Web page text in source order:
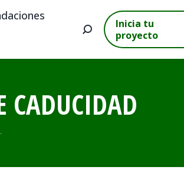
Buscar:
Inicia tu
proyecto
CADUCIDAD